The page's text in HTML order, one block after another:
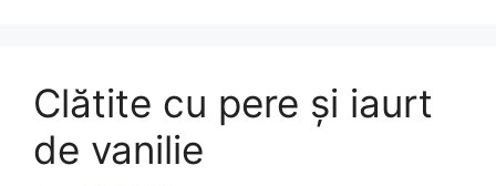
Clătite cu pere și iaurt
de vanilie